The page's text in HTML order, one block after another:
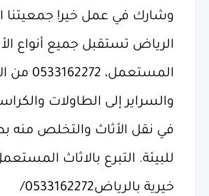
وشارك في عمل خير! جمعيتنا
الرياض تستقبل جميع أنواع
المستعمل،
والسراير إلى الطاولات
في نقل الأثاث والتخلص منه
للبيئة. التبرع بالاثاث
خيرية بالرياض0533162272/